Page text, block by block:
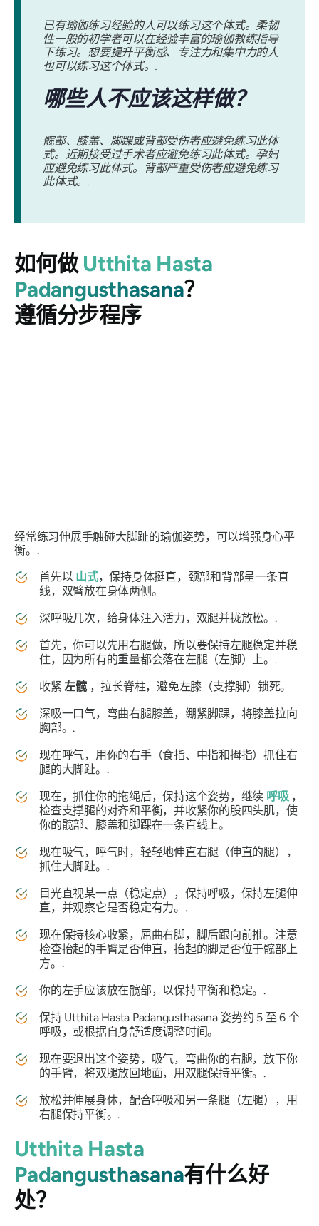
已有瑜伽练习经验的人可以练习这个体式。柔韧
性一般的初学者可以在经验丰富的瑜伽教练指导
下练习。想要提升平衡感、专注力和集中力的人
也可以练习这个体式。.
哪些人不应该这样做？
髋部、膝盖、脚踝或背部受伤者应避免练习此体
式。近期接受过手术者应避免练习此体式。孕妇
应避免练习此体式。背部严重受伤者应避免练习
此体式。.
如何做 Utthita Hasta
Padangusthasana？
遵循分步程序
经常练习伸展手触碰大脚趾的瑜伽姿势，可以增强身心平
衡。.
首先以 山式，保持身体挺直，颈部和背部呈一条直
线，双臂放在身体两侧。
深呼吸几次，给身体注入活力，双腿并拢放松。.
首先，你可以先用右腿做，所以要保持左腿稳定并稳
住，因为所有的重量都会落在左腿（左脚）上。.
收紧左髋，拉长脊柱，避免左膝（支撑脚）锁死。
深吸一口气，弯曲右腿膝盖，绷紧脚踝，将膝盖拉向
胸部。.
现在呼气，用你的右手（食指、中指和拇指）抓住右
腿的大脚趾。.
现在，抓住你的拖绳后，保持这个姿势，继续 呼吸，
检查支撑腿的对齐和平衡，并收紧你的股四头肌，使
你的髋部、膝盖和脚踝在一条直线上。
现在吸气，呼气时，轻轻地伸直右腿（伸直的腿），
抓住大脚趾。.
目光直视某一点（稳定点），保持呼吸，保持左腿伸
直，并观察它是否稳定有力。.
现在保持核心收紧，屈曲右脚，脚后跟向前推。注意
检查抬起的手臂是否伸直，抬起的脚是否位于髋部上
方。.
你的左手应该放在髋部，以保持平衡和稳定。.
保持 Utthita Hasta Padangusthasana姿势约 5 至 6 个
呼吸，或根据自身舒适度调整时间。
现在要退出这个姿势，吸气，弯曲你的右腿，放下你
的手臂，将双腿放回地面，用双腿保持平衡。.
放松并伸展身体，配合呼吸和另一条腿（左腿），用
右腿保持平衡。.
Utthita Hasta
Padangusthasana有什么好
处？